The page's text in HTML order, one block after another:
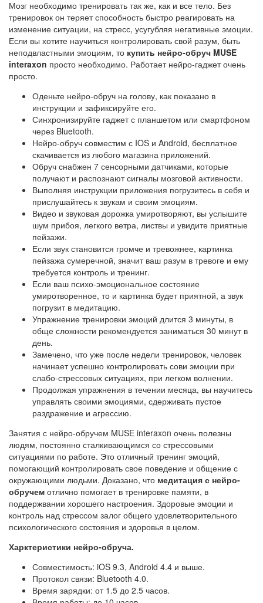
Мозг необходимо тренировать так же, как и все тело. Без
тренировок он теряет способность быстро реагировать на
изменение ситуации, на стресс, усугубляя негативные эмоции.
Если вы хотите научиться контролировать свой разум, быть
неподвластными эмоциям, то купить нейро-обруч MUSE
interaxon просто необходимо. Работает нейро-гаджет очень
просто.
Оденьте нейро-обруч на голову, как показано в
инструкции и зафиксируйте его.
Синхронизируйте гаджет с планшетом или смартфоном
через Bluetooth.
Нейро-обруч совместим с IOS и Android, бесплатное
скачивается из любого магазина приложений.
Обруч снабжен 7 сенсорными датчиками, которые
получают и распознают сигналы мозговой активности.
Выполняя инструкции приложения погрузитесь в себя и
прислушайтесь к звукам и своим эмоциям.
Видео и звуковая дорожка умиротворяют, вы услышите
шум прибоя, легкого ветра, листвы и увидите приятные
пейзажи.
Если звук становится громче и тревожнее, картинка
пейзажа сумеречной, значит ваш разум в тревоге и ему
требуется контроль и тренинг.
Если ваш психо-эмоциональное состояние
умиротворенное, то и картинка будет приятной, а звук
погрузит в медитацию.
Упражнение тренировки эмоций длится 3 минуты, в
обще сложности рекомендуется заниматься 30 минут в
день.
Замечено, что уже после недели тренировок, человек
начинает успешно контролировать сови эмоции при
слабо-стрессовых ситуациях, при легком волнении.
Продолжая упражнения в течении месяца, вы научитесь
управлять своими эмоциями, сдерживать пустое
раздражение и агрессию.
Занятия с нейро-обручем MUSE interaxon очень полезны
людям, постоянно сталкивающимся со стрессовыми
ситуациями по работе. Это отличный тренинг эмоций,
помогающий контролировать свое поведение и общение с
окружающими людьми. Доказано, что медитация с нейро-
обручем отлично помогает в тренировке памяти, в
поддержвании хорошего настроения. Здоровые эмоции и
контроль над стрессом залог общего удовлетворительного
психологического состояния и здоровья в целом.
Харктеристики нейро-обруча.
Совместимость: iOS 9.3, Android 4.4 и выше.
Протокол связи: Bluetooth 4.0.
Время зарядки: от 1.5 до 2.5 часов.